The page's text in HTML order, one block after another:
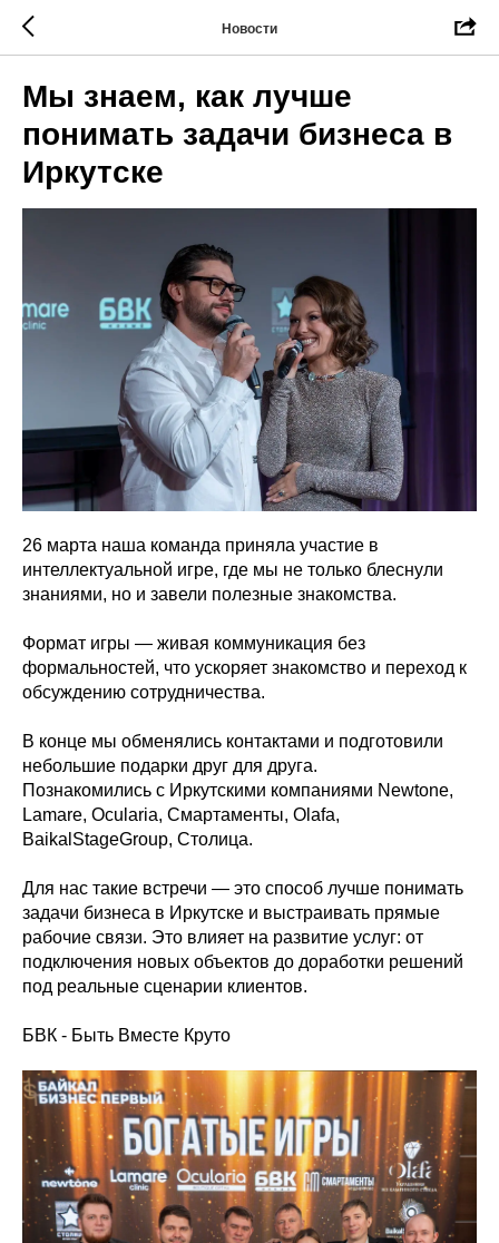
Новости
Мы знаем, как лучше
понимать задачи бизнеса в
Иркутске
26 марта наша команда приняла участие в
интеллектуальной игре, где мы не только блеснули
знаниями, но и завели полезные знакомства.
Формат игры — живая коммуникация без
формальностей, что ускоряет знакомство и переход к
обсуждению сотрудничества.
В конце мы обменялись контактами и подготовили
небольшие подарки друг для друга.
Познакомились с Иркутскими компаниями Newtone,
Lamare, Ocularia, Смартаменты, Olafa,
BaikalStageGroup, Столица.
Для нас такие встречи — это способ лучше понимать
задачи бизнеса в Иркутске и выстраивать прямые
рабочие связи. Это влияет на развитие услуг: от
подключения новых объектов до доработки решений
под реальные сценарии клиентов.
БВК - Быть Вместе Круто